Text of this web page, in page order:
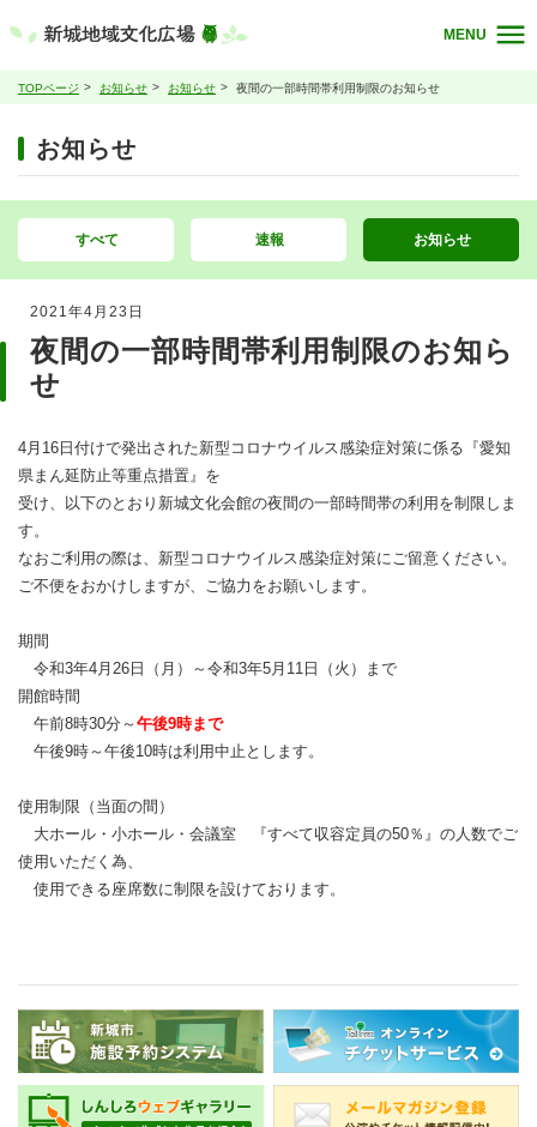
MENU
TOPページ お知らせ お知らせ 夜間の一部時間帯利用制限のお知らせ
お知らせ
すべて 速報 お知らせ
2021年4月23日
夜間の一部時間帯利用制限のお知ら
せ
4月16日付けで発出された新型コロナウイルス感染症対策に係る『愛知
県まん延防止等重点措置』を
受け、以下のとおり新城文化会館の夜間の一部時間帯の利用を制限しま
す。
なおご利用の際は、新型コロナウイルス感染症対策にご留意ください。
ご不便をおかけしますが、ご協力をお願いします。
期間
令和3年4月26日（月）～令和3年5月11日（火）まで
開館時間
午前8時30分～ 午後9時まで
午後9時～午後10時は利用中止とします。
使用制限（当面の間）
大ホール・小ホール・会議室 『すべて収容定員の50％』の人数でご
使用いただく為、
使用できる座席数に制限を設けております。